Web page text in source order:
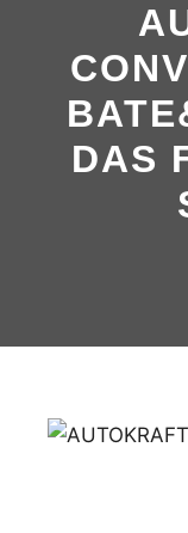
DAS